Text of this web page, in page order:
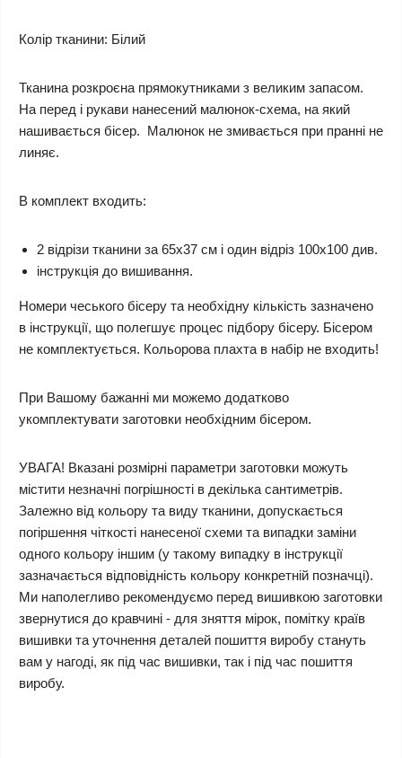
Колір тканини: Білий
Тканина розкроєна прямокутниками з великим запасом.
На перед і рукави нанесений малюнок-схема, на який
нашивається бісер. Малюнок не змивається при пранні не
линяє.
В комплект входить:
2 відрізи тканини за 65х37 см і один відріз 100х100 див.
інструкція до вишивання.
Номери чеського бісеру та необхідну кількість зазначено
в інструкції, що полегшує процес підбору бісеру. Бісером
не комплектується. Кольорова плахта в набір не входить!
При Вашому бажанні ми можемо додатково
укомплектувати заготовки необхідним бісером.
УВАГА! Вказані розмірні параметри заготовки можуть
містити незначні погрішності в декілька сантиметрів.
Залежно від кольору та виду тканини, допускається
погіршення чіткості нанесеної схеми та випадки заміни
одного кольору іншим (у такому випадку в інструкції
зазначається відповідність кольору конкретній позначці).
Ми наполегливо рекомендуємо перед вишивкою заготовки
звернутися до кравчині - для зняття мірок, помітку країв
вишивки та уточнення деталей пошиття виробу стануть
вам у нагоді, як під час вишивки, так і під час пошиття
виробу.